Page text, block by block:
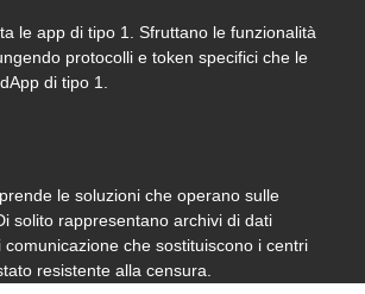
le app di tipo 1. Sfruttano le funzionalità
protocolli e token specifici che le
di tipo 1.
le soluzioni che operano sulle
solito rappresentano archivi di dati
che sostituiscono i centri
resistente alla censura.